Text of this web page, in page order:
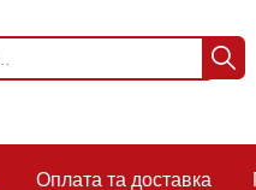
Оплата та доставка